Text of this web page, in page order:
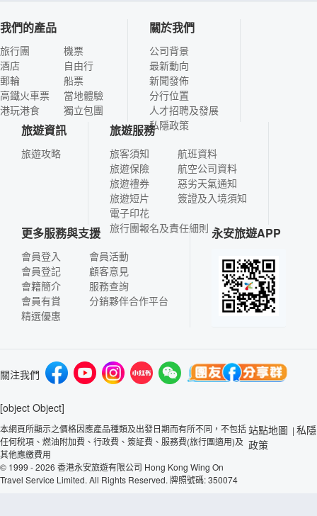
我們的產品
旅行團
酒店
郵輪
高鐵火車票
港玩港食
機票
自由行
船票
當地體驗
獨立包團
關於我們
公司背景
最新動向
新聞發佈
分行位置
人才招聘及發展
私隱政策
旅遊資訊
旅遊攻略
旅遊服務
旅客須知
旅遊保險
旅遊禮券
旅遊短片
電子印花
航班資料
航空公司資料
惡劣天氣通知
簽證及入境須知
旅行團報名及責任細則
更多服務與支援
會員登入
會員登記
會籍簡介
會員有賞
精選優惠
會員活動
顧客意見
服務查詢
分銷夥伴合作平台
永安旅遊APP
關注我們
[object Object]
本網頁所顯示之價格因應產品種類及出發日期而有所不同，不包括
任何稅項、燃油附加費、行政費、簽証費、服務費(旅行團適用)及
其他應繳費用
© 1999 - 2026 香港永安旅遊有限公司 Hong Kong Wing On
Travel Service Limited. All Rights Reserved. 牌照號碼: 350074
站點地圖 | 私隱
政策